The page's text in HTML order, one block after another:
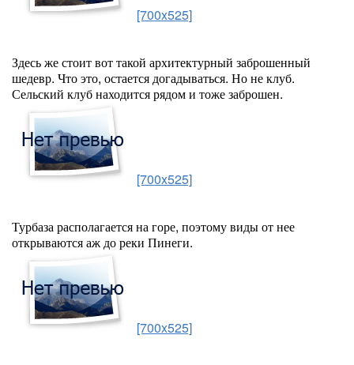
[700x525]
Здесь же стоит вот такой архитектурный заброшенный
шедевр. Что это, остается догадываться. Но не клуб.
Сельский клуб находится рядом и тоже заброшен.
[700x525]
Турбаза располагается на горе, поэтому виды от нее
открываются аж до реки Пинеги.
[700x525]